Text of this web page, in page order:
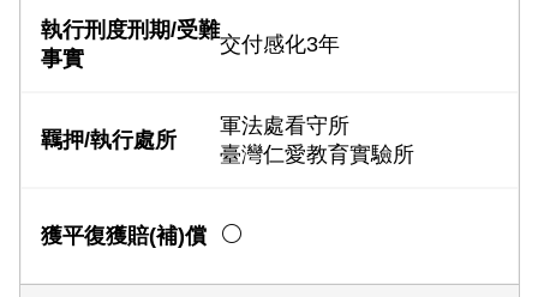
交付感化3年
軍法處看守所
臺灣仁愛教育實驗所